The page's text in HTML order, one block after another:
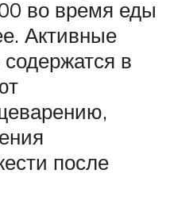
во время еды
Активные
в
после